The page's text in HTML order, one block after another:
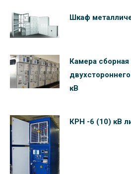
Шкаф
Камера
кВ
КРН -6 (10) кВ